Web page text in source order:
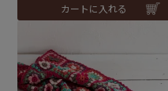
カートに入れる